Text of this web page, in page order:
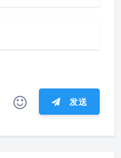
发送
(☆ω☆)